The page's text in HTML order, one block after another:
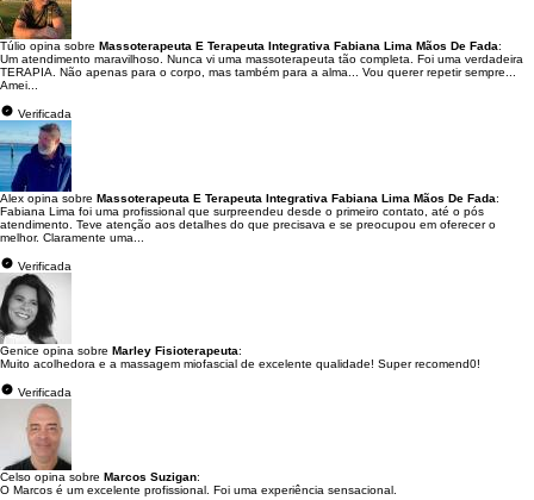
Túlio opina sobre Massoterapeuta E Terapeuta Integrativa Fabiana Lima Mãos De Fada:
Um atendimento maravilhoso. Nunca vi uma massoterapeuta tão completa. Foi uma verdadeira
TERAPIA. Não apenas para o corpo, mas também para a alma... Vou querer repetir sempre...
Amei...
Verificada
Alex opina sobre Massoterapeuta E Terapeuta Integrativa Fabiana Lima Mãos De Fada:
Fabiana Lima foi uma profissional que surpreendeu desde o primeiro contato, até o pós
atendimento. Teve atenção aos detalhes do que precisava e se preocupou em oferecer o
melhor. Claramente uma...
Verificada
Genice opina sobre Marley Fisioterapeuta:
Muito acolhedora e a massagem miofascial de excelente qualidade! Super recomend0!
Verificada
Celso opina sobre Marcos Suzigan:
O Marcos é um excelente profissional. Foi uma experiência sensacional.